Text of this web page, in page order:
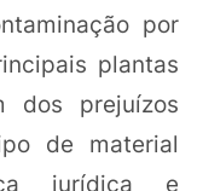
por
plantas
dos prejuízos
de material
jurídica e